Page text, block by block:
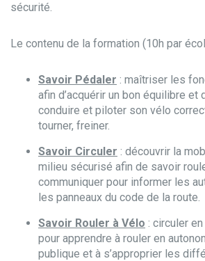
sécurité.
Le contenu de la formation (10h par
Savoir Pédaler : maîtriser les
afin d’acquérir un bon équilibre et
conduire et piloter son vélo
tourner, freiner.
Savoir Circuler : découvrir la
milieu sécurisé afin de savoir
communiquer pour informer les
les panneaux du code de la route.
Savoir Rouler à Vélo : circuler
pour apprendre à rouler en
publique et à s’approprier les